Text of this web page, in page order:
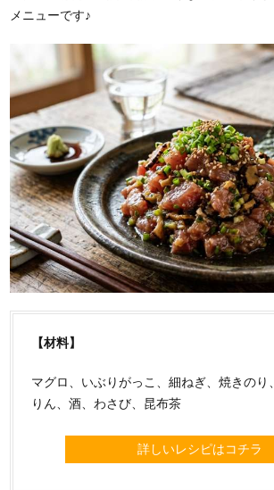
メニューです♪
【材料】
マグロ、いぶりがっこ、細ねぎ、焼きのり
りん、酒、わさび、昆布茶
詳しいレシピはコチラ